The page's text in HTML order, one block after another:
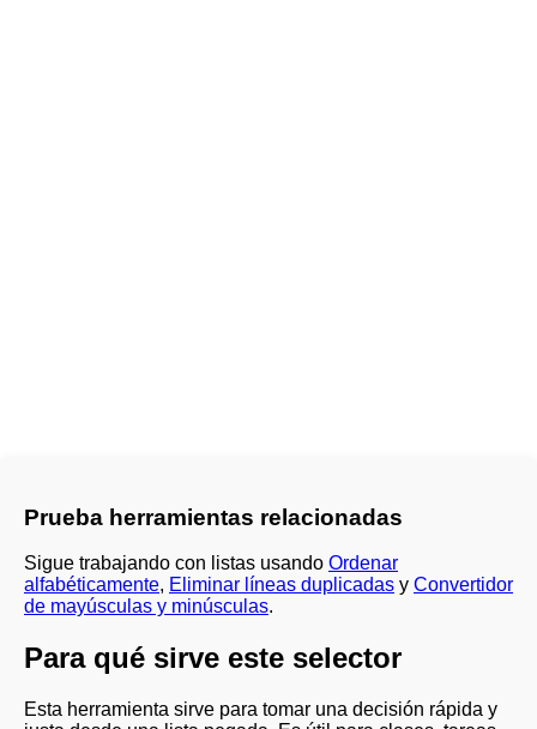
Prueba herramientas relacionadas
Sigue trabajando con listas usando Ordenar
alfabéticamente, Eliminar líneas duplicadas y Convertidor
de mayúsculas y minúsculas.
Para qué sirve este selector
Esta herramienta sirve para tomar una decisión rápida y